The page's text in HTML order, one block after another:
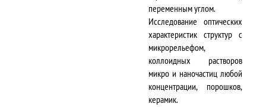
переменным углом.
Исследование оптических
характеристик структур с
микрорельефом,
коллоидных растворов
микро и наночастиц любой
концентрации, порошков,
керамик.